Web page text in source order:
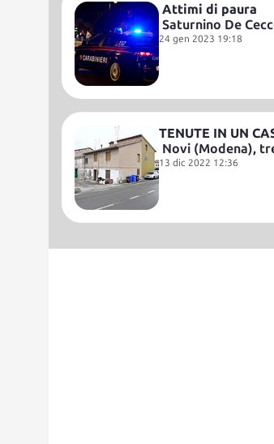
Attimi di paura
Saturnino De
24 gen 2023 19:18
TENUTE IN UN
Novi (Modena),
13 dic 2022 12:36